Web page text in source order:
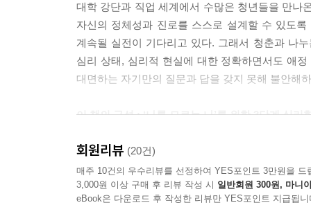
자. 당신은 지금까지 그저 편하게만 살아왔는가?
엉망이기만 할까? 노력하며 살아온 자신을 너무
는 성과로 이어진 노력만 가치가 있는 것은 아니
특한 부분이 있음을 알게 될 것이다. --- p.181~182
청춘은 성공을 원한다. 스티브 잡스, 빌 게이츠,
정도 받고 싶어 한다. 하지만 자신이 부러워하는
대학 강단과 직업 세계에서 수많은 청년들을 만나
자신의 정체성과 진로를 스스로 설계할 수 있도
계속될 실전이 기다리고 있다. 그래서 청춘과 나
심리 상태, 심리적 현실에 대한 정확하면서도 애
대면하는 자기만의 질문과 답을 갖지 못해 불안해
이 책의 구성 : ‘나를 모르는 나’를 위한 3단계 심리
『나를 모르는 나에게』는 청년 세대에 관한 이
로드맵을 제시한다. 내 인생이 가야 할 길을 스
인식시키면서, 먼저 자신의 내면을 알아가는 시간
회원리뷰 (20건)
매주 10건의 우수리뷰를 선정하여 YES포인트 3만원을 드
3,000원 이상 구매 후 리뷰 작성 시 일반회원 300원, 마니
eBook은 다운로드 후 작성한 리뷰만 YES포인트 지급됩니